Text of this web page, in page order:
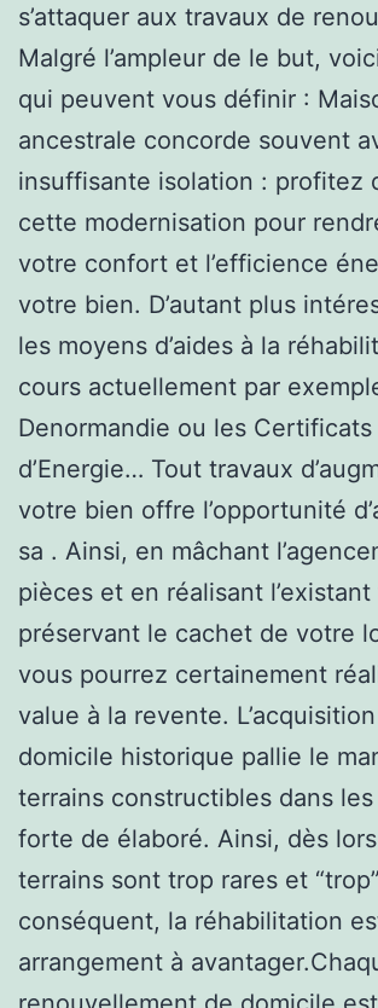
s’attaquer aux travaux de
Malgré l’ampleur de le but,
qui peuvent vous définir :
ancestrale concorde souvent
insuffisante isolation : profitez
cette modernisation pour
votre confort et l’efficience
votre bien. D’autant plus
les moyens d’aides à la
cours actuellement par
Denormandie ou les Certificats
d’Energie… Tout travaux
votre bien offre l’opportunité
sa . Ainsi, en mâchant
pièces et en réalisant
préservant le cachet de votre
vous pourrez certainement
value à la revente. L’acquisition
domicile historique pallie le
terrains constructibles dans
forte de élaboré. Ainsi, dès
terrains sont trop rares et
conséquent, la réhabilitation
arrangement à